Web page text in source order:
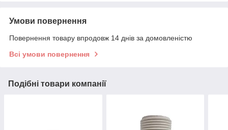
Умови повернення
Повернення товару впродовж 14 днів за домовленістю
Всі умови повернення
Подібні товари компанії